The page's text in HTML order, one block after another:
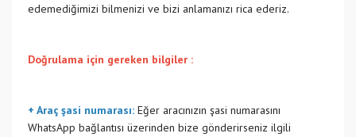
edemediğimizi bilmenizi ve bizi anlamanızı rica ederiz.
Doğrulama için gereken bilgiler :
+ Araç şasi numarası: Eğer aracınızın şasi numarasını
WhatsApp bağlantısı üzerinden bize gönderirseniz ilgili